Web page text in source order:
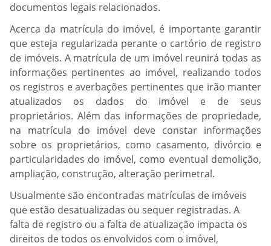
documentos legais relacionados.
Acerca da matrícula do imóvel, é importante garantir
que esteja regularizada perante o cartório de registro
de imóveis. A matrícula de um imóvel reunirá todas as
informações pertinentes ao imóvel, realizando todos
os registros e averbações pertinentes que irão manter
atualizados os dados do imóvel e de seus
proprietários. Além das informações de propriedade,
na matrícula do imóvel deve constar informações
sobre os proprietários, como casamento, divórcio e
particularidades do imóvel, como eventual demolição,
ampliação, construção, alteração perimetral.
Usualmente são encontradas matrículas de imóveis
que estão desatualizadas ou sequer registradas. A
falta de registro ou a falta de atualização impacta os
direitos de todos os envolvidos com o imóvel,